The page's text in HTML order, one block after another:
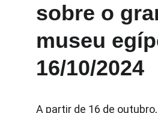
sobre o
museu
16/10/2024
A partir de 16 de